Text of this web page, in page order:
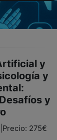
y
y
y
275€